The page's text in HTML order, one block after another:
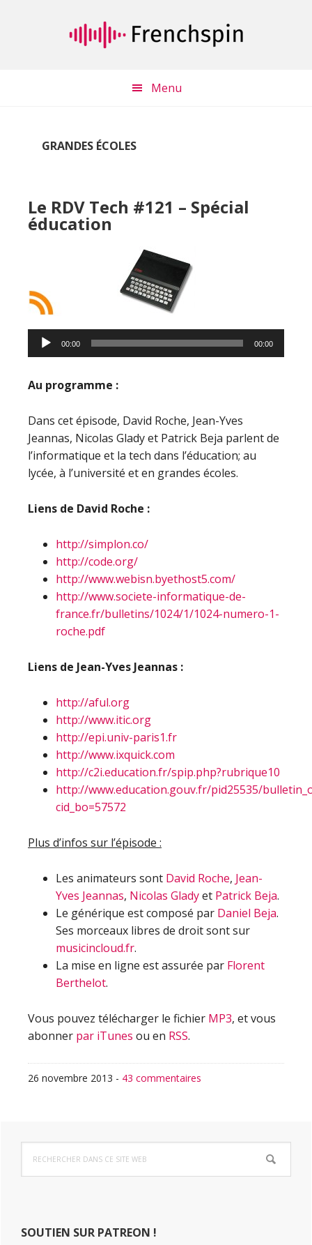
Menu
GRANDES ÉCOLES
Le RDV Tech #121 – Spécial
éducation
00:00 00:00
Au programme :
Dans cet épisode, David Roche, Jean-Yves
Jeannas, Nicolas Glady et Patrick Beja parlent de
l’informatique et la tech dans l’éducation; au
lycée, à l’université et en grandes écoles.
Liens de David Roche :
http://simplon.co/
http://code.org/
http://www.webisn.byethost5.com/
http://www.societe-informatique-de-
france.fr/bulletins/1024/1/1024-numero-1-
roche.pdf
Liens de Jean-Yves Jeannas :
http://aful.org
http://www.itic.org
http://epi.univ-paris1.fr
http://www.ixquick.com
http://c2i.education.fr/spip.php?rubrique10
http://www.education.gouv.fr/pid25535/
cid_bo=57572
Plus d’infos sur l’épisode :
Les animateurs sont David Roche, Jean-
Yves Jeannas, Nicolas Gladyet Patrick Beja.
Le générique est composé par Daniel Beja.
Ses morceaux libres de droit sont sur
musicincloud.fr.
La mise en ligne est assurée par Florent
Berthelot.
Vous pouvez télécharger le fichier MP3, et vous
abonner par iTunes ou en RSS.
26 novembre 2013 - 43 commentaires
Barre
latérale
dans
ce
SOUTIEN SUR PATREON !